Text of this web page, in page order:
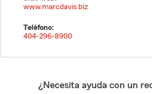
www.marcdavis.biz
Teléfono:
404-296-8900
¿Necesita ayuda con un